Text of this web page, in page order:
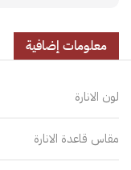
معلومات إضافية
لون الانارة
مقاس قاعدة الانارة